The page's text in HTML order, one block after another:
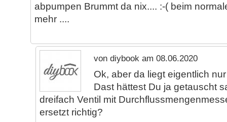
abpumpen Brummt da nix.... :-( beim
mehr ....
von diybook am 08.06.2020
Ok, aber da liegt eigentlich
Dast hättest Du ja getauscht
dreifach Ventil mit
ersetzt richtig?